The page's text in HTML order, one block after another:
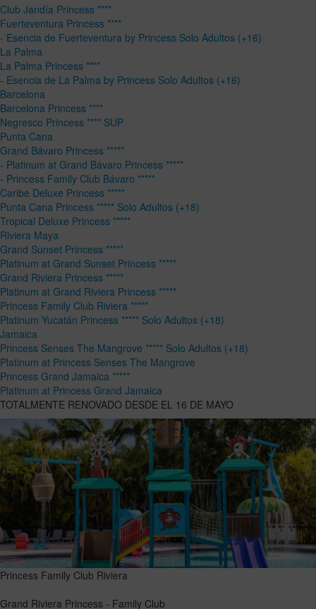
Club Jandía Princess ****
Fuerteventura Princess ****
- Esencia de Fuerteventura by Princess Solo Adultos (+16)
La Palma
La Palma Princess ****
- Esencia de La Palma by Princess Solo Adultos (+16)
Barcelona
Barcelona Princess ****
Negresco Princess **** SUP
Punta Cana
Grand Bávaro Princess *****
- Platinum at Grand Bávaro Princess *****
- Princess Family Club Bávaro *****
Caribe Deluxe Princess *****
Punta Cana Princess ***** Solo Adultos (+18)
Tropical Deluxe Princess *****
Riviera Maya
Grand Sunset Princess *****
Platinum at Grand Sunset Princess *****
Grand Riviera Princess *****
Platinum at Grand Riviera Princess *****
Princess Family Club Riviera *****
Platinum Yucatán Princess ***** Solo Adultos (+18)
Jamaica
Princess Senses The Mangrove ***** Solo Adultos (+18)
Platinum at Princess Senses The Mangrove
Princess Grand Jamaica *****
Platinum at Princess Grand Jamaica
TOTALMENTE RENOVADO DESDE EL 16 DE MAYO
Princess Family Club Riviera
Grand Riviera Princess - Family Club